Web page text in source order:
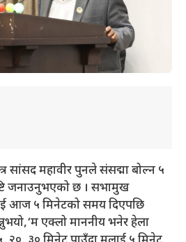
सांसद महावीर पुनले संसद्मा बोल्न ५
जनाउनुभएको छ । सभामुख
आज ५ मिनेटको समय दिएपछि
एक्लो माननीय भनेर हेला